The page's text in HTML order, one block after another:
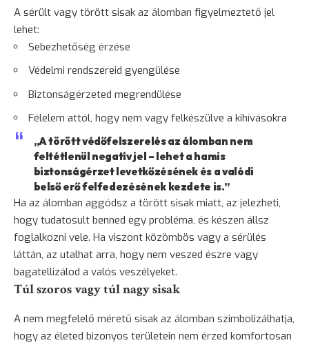
A sérült vagy törött sisak az álomban figyelmeztető jel
lehet:
Sebezhetőség érzése
Védelmi rendszereid gyengülése
Biztonságérzeted megrendülése
Félelem attól, hogy nem vagy felkészülve a kihívásokra
„A törött védőfelszerelés az álomban nem
feltétlenül negatív jel – lehet a hamis
biztonságérzet levetkőzésének és a valódi
belső erő felfedezésének kezdete is.”
Ha az álomban aggódsz a törött sisak miatt, az jelezheti,
hogy tudatosult benned egy probléma, és készen állsz
foglalkozni vele. Ha viszont közömbös vagy a sérülés
láttán, az utalhat arra, hogy nem veszed észre vagy
bagatellizálod a valós veszélyeket.
Túl szoros vagy túl nagy sisak
A nem megfelelő méretű sisak az álomban szimbolizálhatja,
hogy az életed bizonyos területein nem érzed komfortosan